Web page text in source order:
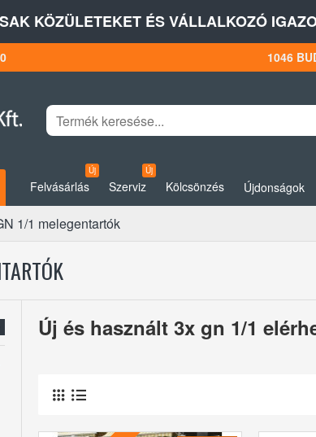
KÖZÜLETEKET ÉS VÁLLALKOZÓ
1046
Felvásárlás
Új
Szerviz
Új
Kölcsönzés Újdonságok
1/1 melegentartók
Új és használt 3x gn 1/1